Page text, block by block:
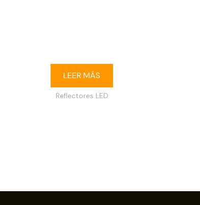
LEER MÁS
Reflectores LED